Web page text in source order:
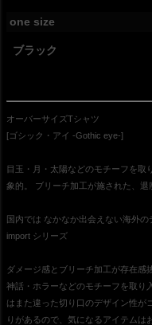
one size
ブラック
オーバーサイズTシャツ
[ゴシック・アイ -Gothic eye-]
目玉・月・太陽などのモチーフを取
象的。 ブリーチ加工が施された、退
国内では なかなか出会えない海外
import シリーズ
ダメージ感とブリーチ加工が存在感
神話・ホラーなどのモチーフを取り
はまた違った切り口のデザイン性が
りがあるので、気になるアイテムは